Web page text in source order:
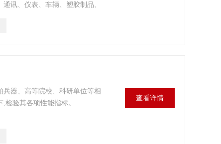
讯、仪表、车辆、塑胶制品、
器、高等院校、科研单位等相
检验其各项性能指标。
查看详情